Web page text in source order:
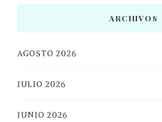
ARCHIVOS
AGOSTO 2026
JULIO 2026
JUNIO 2026